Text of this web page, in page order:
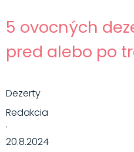
5 ovocných
pred alebo po
Dezerty
Redakcia
·
20.8.2024